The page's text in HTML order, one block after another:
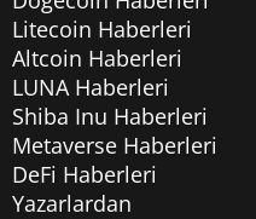
Litecoin Haberleri
Altcoin Haberleri
LUNA Haberleri
Shiba Inu Haberleri
Metaverse Haberleri
DeFi Haberleri
Yazarlardan